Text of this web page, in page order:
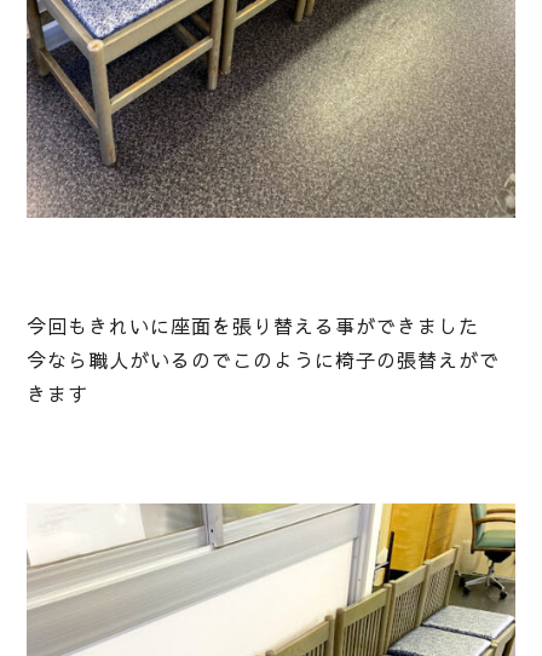
今回もきれいに座面を張り替える事ができました
今なら職人がいるのでこのように椅子の張替えがで
きます